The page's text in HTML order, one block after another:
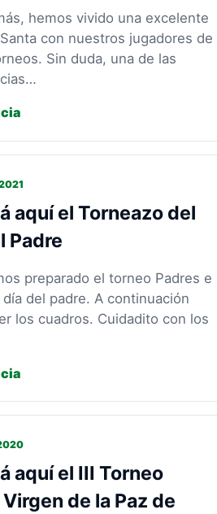
hemos vivido una excelente
con nuestros jugadores de
Sin duda, una de las
aquí el Torneazo del
Padre
preparado el torneo Padres e
del padre. A continuación
los cuadros. Cuidadito con los
aquí el III Torneo
de la Paz de